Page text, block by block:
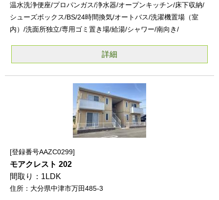
温水洗浄便座/プロパンガス/浄水器/オープンキッチン/床下収納/
シューズボックス/BS/24時間換気/オートバス/洗濯機置場（室
内）/洗面所独立/専用ゴミ置き場/給湯/シャワー/南向き/
詳細
登録番号AAZC0299
モアクレスト 202
1LDK
大分県中津市万田485-3